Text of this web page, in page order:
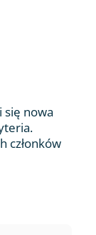
nowa
członków